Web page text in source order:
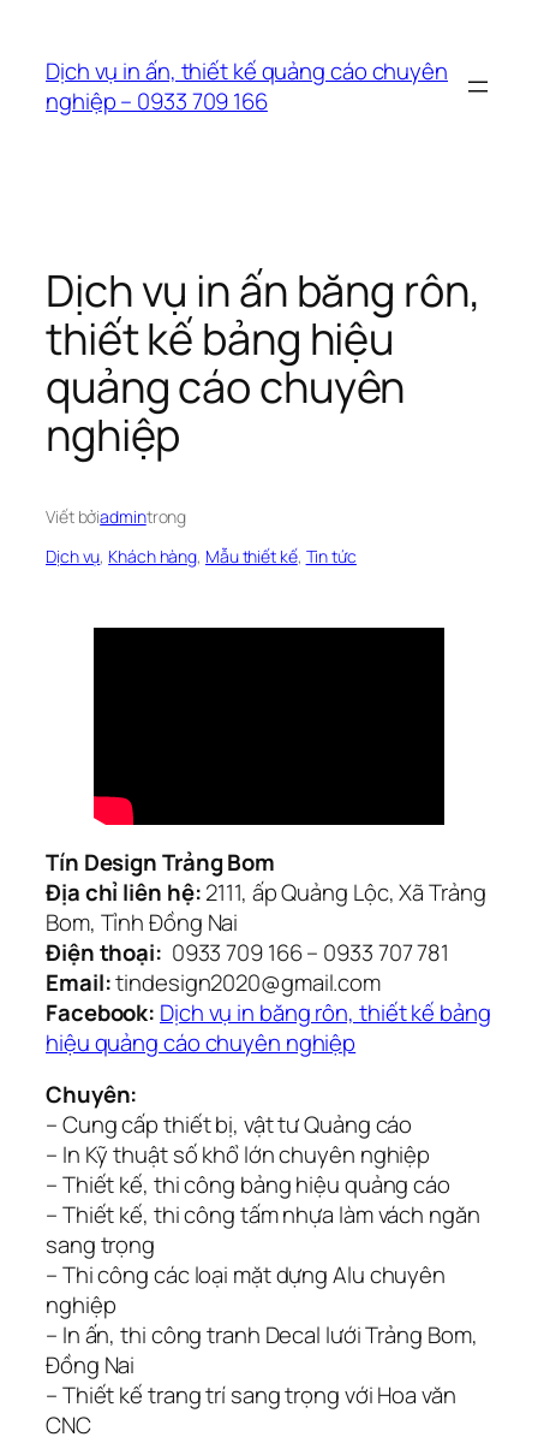
phầnDịch vụ in ấn, thiết kế quảng cáo chuyên
nghiệp – 0933 709 166
Dịch vụ in ấn băng rôn,
thiết kế bảng hiệu
quảng cáo chuyên
nghiệp
Viết bởiadmintrong
Dịch vụ, Khách hàng, Mẫu thiết kế, Tin tức
Tín Design Trảng Bom
Địa chỉ liên hệ:2111, ấp Quảng Lộc, Xã Trảng
Bom, Tỉnh Đồng Nai
Điện thoại: 0933 709 166 – 0933 707 781
Email:tindesign2020@gmail.com
Facebook: Dịch vụ in băng rôn, thiết kế bảng
hiệu quảng cáo chuyên nghiệp
Chuyên:
– Cung cấp thiết bị, vật tư Quảng cáo
– In Kỹ thuật số khổ lớn chuyên nghiệp
– Thiết kế, thi công bảng hiệu quảng cáo
– Thiết kế, thi công tấm nhựa làm vách ngăn
sang trọng
– Thi công các loại mặt dựng Alu chuyên
nghiệp
– In ấn, thi công tranh Decal lưới Trảng Bom,
Đồng Nai
– Thiết kế trang trí sang trọng với Hoa văn
CNC